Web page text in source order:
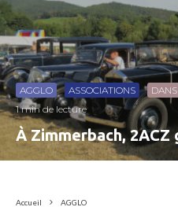
AGGLO ASSOCIATIONS
1 min de lecture
À Zimmerbach, 2ACZ
Accueil AGGLO